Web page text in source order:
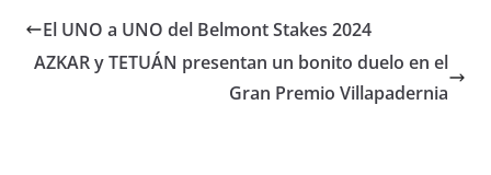
El UNO a UNO del Belmont Stakes 2024
AZKAR y TETUÁN presentan un bonito duelo en el
Gran Premio Villapadernia